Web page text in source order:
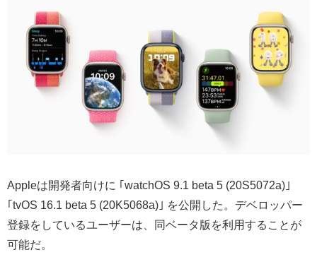
Appleは開発者向けに ｢watchOS 9.1 beta 5 (20S5072a)｣
｢tvOS 16.1 beta 5 (20K5068a)｣ を公開した。デベロッパー
登録をしているユーザーは、同ベータ版を利用することが
可能だ。